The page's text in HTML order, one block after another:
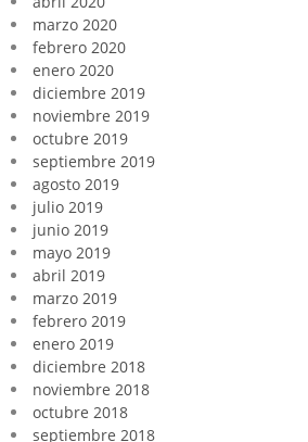
marzo 2020
febrero 2020
enero 2020
diciembre 2019
noviembre 2019
octubre 2019
septiembre 2019
agosto 2019
julio 2019
junio 2019
mayo 2019
abril 2019
marzo 2019
febrero 2019
enero 2019
diciembre 2018
noviembre 2018
octubre 2018
septiembre 2018